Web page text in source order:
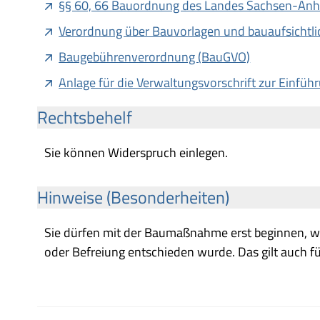
§§ 60, 66 Bauordnung des Landes Sachsen-
Verordnung über Bauvorlagen und
Baugebührenverordnung (BauGVO)
Anlage für die Verwaltungsvorschrift zur
Rechtsbehelf
Sie können Widerspruch einlegen.
Hinweise (Besonderheiten)
Sie dürfen mit der Baumaßnahme erst beginnen,
oder Befreiung entschieden wurde. Das gilt auch